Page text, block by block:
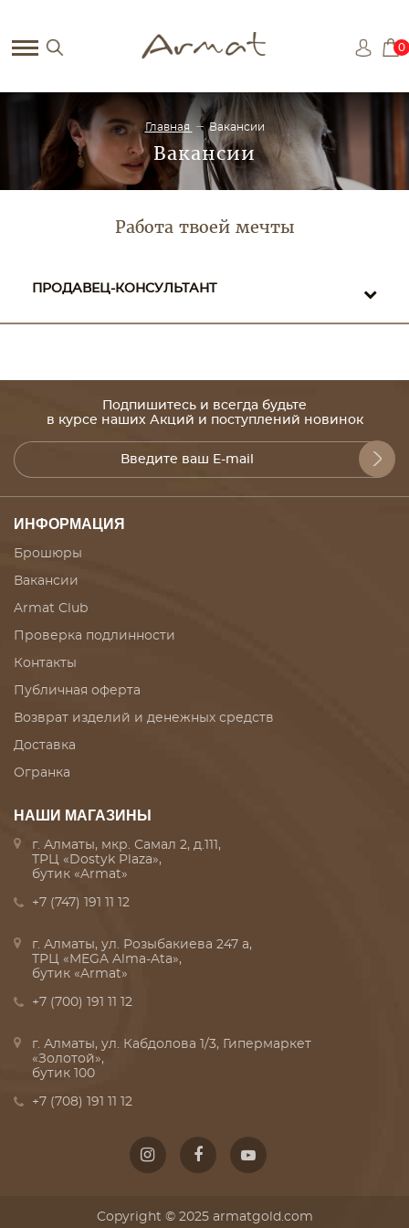
0
Главная Вакансии
Вакансии
Работа твоей мечты
ПРОДАВЕЦ-КОНСУЛЬТАНТ
Подпишитесь и всегда будьте
в курсе наших Акций и поступлений новинок
ИНФОРМАЦИЯ
Брошюры
Вакансии
Armat Club
Проверка подлинности
Контакты
Публичная оферта
Возврат изделий и денежных средств
Доставка
Огранка
НАШИ МАГАЗИНЫ
г. Алматы, мкр. Самал 2, д.111,
ТРЦ «Dostyk Plaza»,
бутик «Armat»
+7 (747) 191 11 12
г. Алматы, ул. Розыбакиева 247 а,
ТРЦ «MEGA Alma-Ata»,
бутик «Armat»
+7 (700) 191 11 12
г. Алматы, ул. Кабдолова 1/3, Гипермаркет
«Золотой»,
бутик 100
+7 (708) 191 11 12
Copyright © 2025 armatgold.com